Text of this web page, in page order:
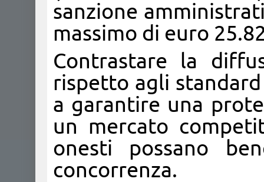
sanzione
massimo di euro
Contrastare la
rispetto agli
a garantire una
un mercato
onesti possano
concorrenza.